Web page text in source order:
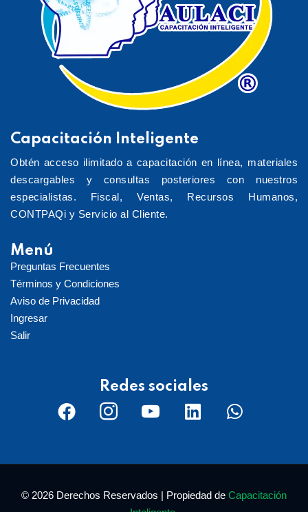
Capacitación Inteligente
Obtén acceso ilimitado a capacitación en línea, materiales
descargables y consultas posteriores con nuestros
especialistas. Fiscal, Ventas, Recursos Humanos,
CONTPAQi y Servicio al Cliente.
Menú
Preguntas Frecuentes
Términos y Condiciones
Aviso de Privacidad
Ingresar
Salir
Redes sociales
© 2026 Derechos Reservados | Propiedad de Capacitación